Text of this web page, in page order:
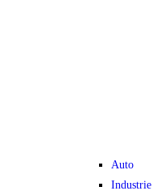
Auto
Industrie